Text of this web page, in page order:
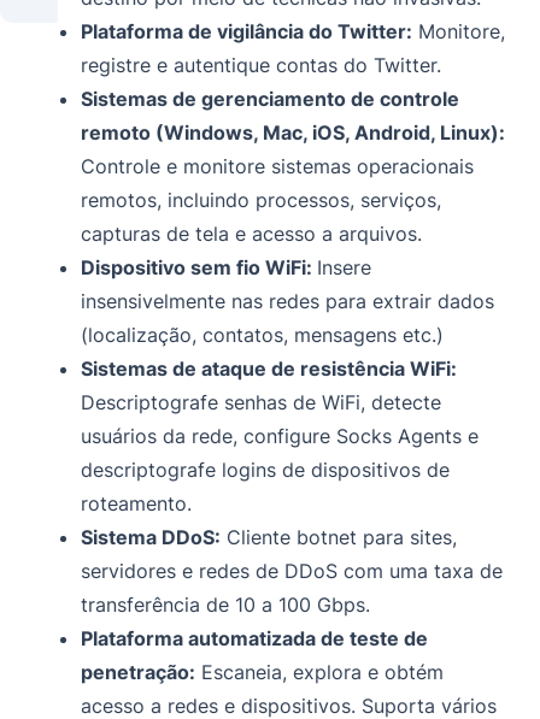
Plataforma de vigilância do Twitter: Monitore,
registre e autentique contas do Twitter.
Sistemas de gerenciamento de controle
remoto (Windows, Mac, iOS, Android, Linux):
Controle e monitore sistemas operacionais
remotos, incluindo processos, serviços,
capturas de tela e acesso a arquivos.
Dispositivo sem fio WiFi: Insere
insensivelmente nas redes para extrair dados
(localização, contatos, mensagens etc.)
Sistemas de ataque de resistência WiFi:
Descriptografe senhas de WiFi, detecte
usuários da rede, configure Socks Agents e
descriptografe logins de dispositivos de
roteamento.
Sistema DDoS: Cliente botnet para sites,
servidores e redes de DDoS com uma taxa de
transferência de 10 a 100 Gbps.
Plataforma automatizada de teste de
penetração: Escaneia, explora e obtém
acesso a redes e dispositivos. Suporta vários